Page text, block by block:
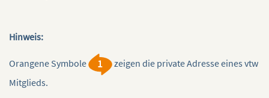
Hinweis:
Orangene Symbole
zeigen die private Adresse eines vtw
Mitglieds.